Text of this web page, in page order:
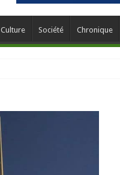
Culture Société Chronique